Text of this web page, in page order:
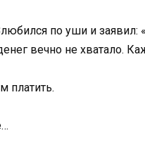
по уши и
вечно не хватало.
платить.